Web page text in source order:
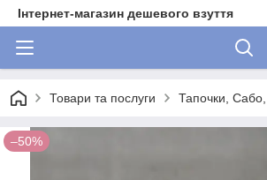
Інтернет-магазин дешевого взуття
Товари та послуги Тапочки,
–50%